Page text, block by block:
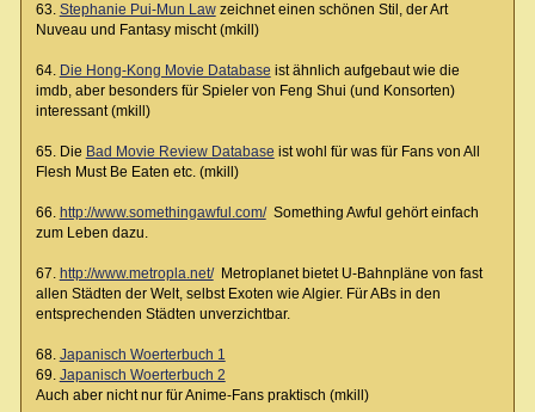
63. Stephanie Pui-Mun Lawzeichnet einen schönen Stil, der Art
Nuveau und Fantasy mischt (mkill)
64. Die Hong-Kong Movie Database ist ähnlich aufgebaut wie die
imdb, aber besonders für Spieler von Feng Shui (und Konsorten)
interessant (mkill)
65. Die Bad Movie Review Database ist wohl für was für Fans von All
Flesh Must Be Eaten etc. (mkill)
66. http://www.somethingawful.com/Something Awful gehört einfach
zum Leben dazu.
67. http://www.metropla.net/Metroplanet bietet U-Bahnpläne von fast
allen Städten der Welt, selbst Exoten wie Algier. Für ABs in den
entsprechenden Städten unverzichtbar.
68. Japanisch Woerterbuch 1
69. Japanisch Woerterbuch 2
Auch aber nicht nur für Anime-Fans praktisch (mkill)